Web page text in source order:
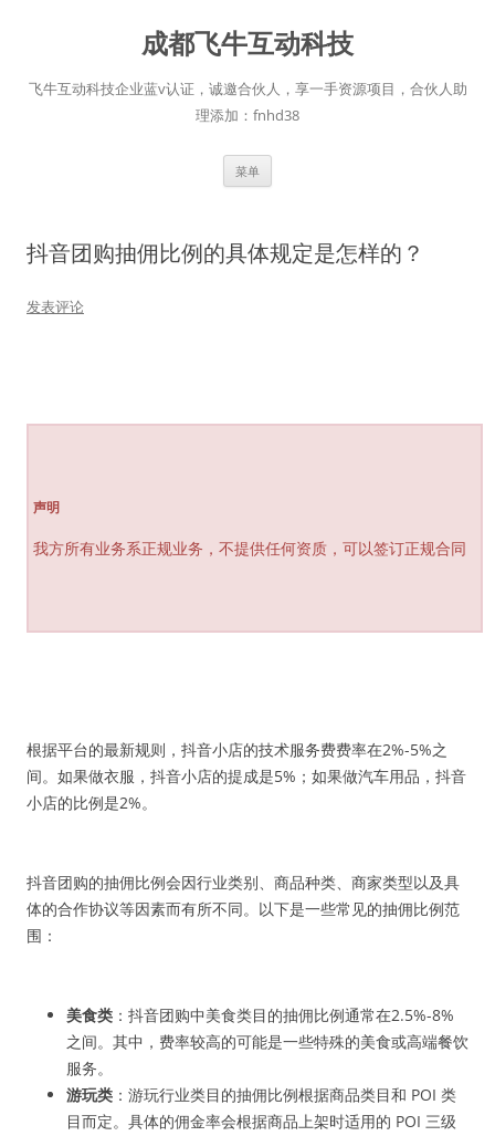
成都飞牛互动科技
飞牛互动科技企业蓝v认证，诚邀合伙人，享一手资源项目，合伙人助
理添加：fnhd38
菜单
抖音团购抽佣比例的具体规定是怎样的？
发表评论
声明
我方所有业务系正规业务，不提供任何资质，可以签订正规合同
根据平台的最新规则，抖音小店的技术服务费费率在2%-5%之
间。如果做衣服，抖音小店的提成是5%；如果做汽车用品，抖音
小店的比例是2%。
抖音团购的抽佣比例会因行业类别、商品种类、商家类型以及具
体的合作协议等因素而有所不同。以下是一些常见的抽佣比例范
围：
美食类 ：抖音团购中美食类目的抽佣比例通常在2.5%-8%
之间。其中，费率较高的可能是一些特殊的美食或高端餐饮
服务。
游玩类 ：游玩行业类目的抽佣比例根据商品类目和 POI 类
目而定。具体的佣金率会根据商品上架时适用的 POI 三级